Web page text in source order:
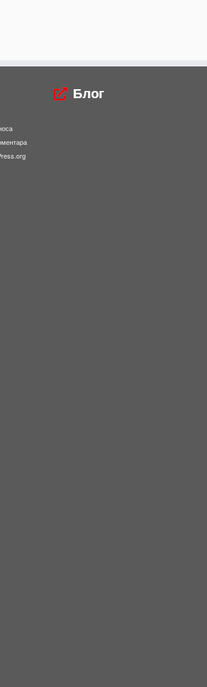
Блог